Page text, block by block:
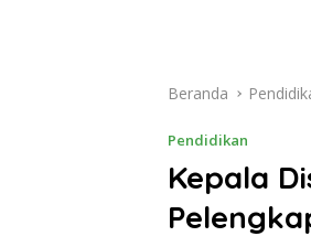
Beranda
Pendidikan
Kepala